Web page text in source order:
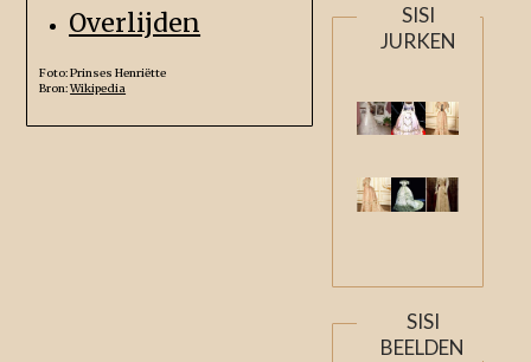
Overlijden
Foto: Prinses Henriëtte
Bron:Wikipedia
SISI
JURKEN
SISI
BEELDEN